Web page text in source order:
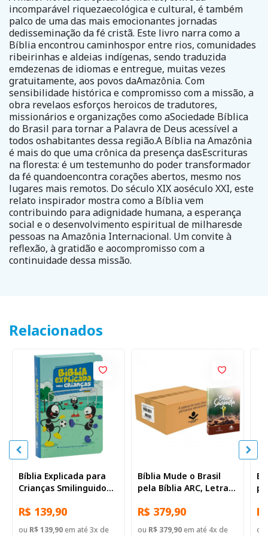
incomparável riquezaecológica e cultural, é também
palco de uma das mais emocionantes jornadas
dedisseminação da fé cristã. Este livro narra como a
Bíblia encontrou caminhospor entre rios, comunidades
ribeirinhas e aldeias indígenas, sendo traduzida
emdezenas de idiomas e entregue, muitas vezes
gratuitamente, aos povos daAmazônia. Com
sensibilidade histórica e compromisso com a missão, a
obra revelaos esforços heroicos de tradutores,
missionários e organizações como aSociedade Bíblica
do Brasil para tornar a Palavra de Deus acessível a
todos oshabitantes dessa região.A Bíblia na Amazônia
é mais do que uma crônica da presença dasEscrituras
na floresta: é um testemunho do poder transformador
da fé quandoencontra corações abertos, mesmo nos
lugares mais remotos. Do século XIX aoséculo XXI, este
relato inspirador mostra como a Bíblia vem
contribuindo para adignidade humana, a esperança
social e o desenvolvimento espiritual de milharesde
pessoas na Amazônia Internacional. Um convite à
reflexão, à gratidão e aocompromisso com a
continuidade dessa missão.
Relacionados
Bíblia Explicada para
Crianças Smilinguido
Explicada Smilinguido -
Capa dura ilustrada,
R$ 139,90
ou R$ 139,90em até 3x de
Bíblia Mude o Brasil
pela Bíblia ARC, Letra
— 52 Biblias
R$ 379,90
ou R$ 379,90em até 4x de
ou